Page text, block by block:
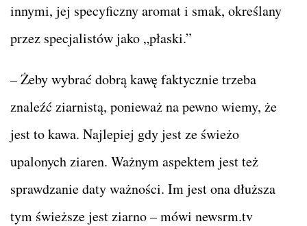
innymi, jej specyficzny aromat i smak, określany
przez specjalistów jako „płaski.”
– Żeby wybrać dobrą kawę faktycznie trzeba
znaleźć ziarnistą, ponieważ na pewno wiemy, że
jest to kawa. Najlepiej gdy jest ze świeżo
upalonych ziaren. Ważnym aspektem jest też
sprawdzanie daty ważności. Im jest ona dłuższa
tym świeższe jest ziarno – mówi newsrm.tv